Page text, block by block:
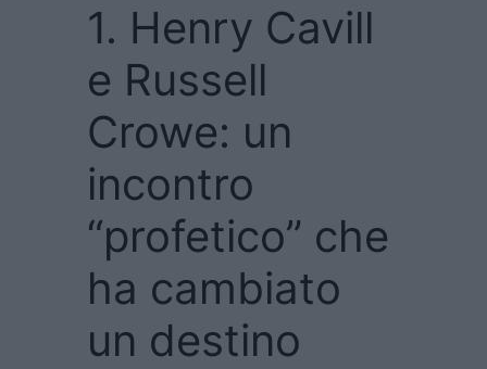
1. Henry Cavill
e Russell
Crowe: un
incontro
“profetico” che
ha cambiato
un destino